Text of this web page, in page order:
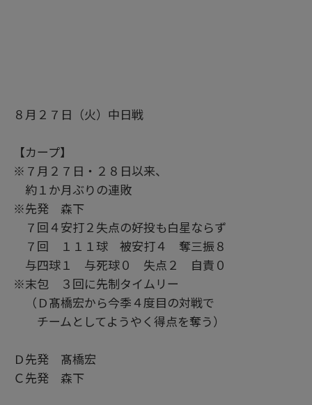
８月２７日（火）中日戦
【カープ】
※７月２７日・２８日以来、
約１か月ぶりの連敗
※先発 森下
７回４安打２失点の好投も白星ならず
７回 １１１球 被安打４ 奪三振８
与四球１ 与死球０ 失点２ 自責０
※末包 ３回に先制タイムリー
（Ｄ髙橋宏から今季４度目の対戦で
チームとしてようやく得点を奪う）
Ｄ先発 髙橋宏
Ｃ先発 森下